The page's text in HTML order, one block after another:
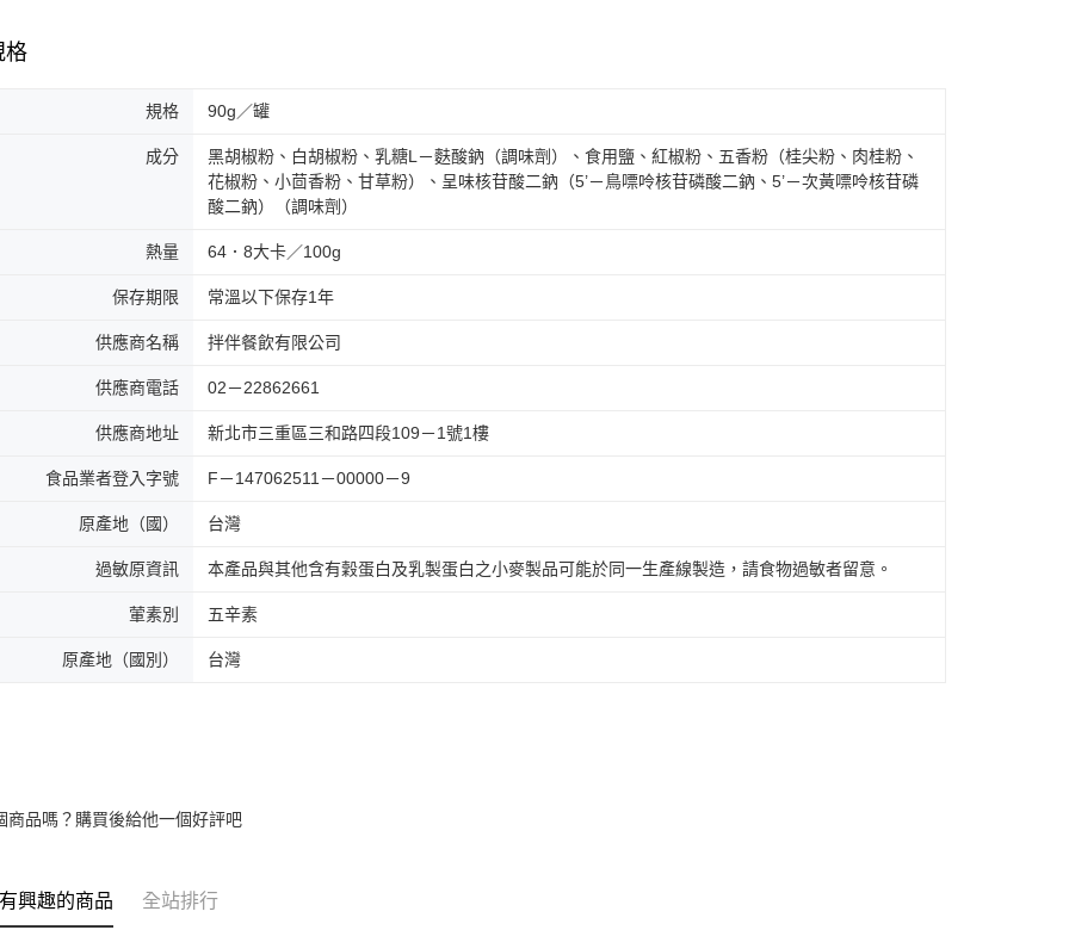
格
規格 90g／罐
成分
黑胡椒粉、白胡椒粉、乳糖L－麩酸鈉（調味劑）、食用鹽、紅椒粉、五香粉（桂尖粉、肉桂粉、
花椒粉、小茴香粉、甘草粉）、呈味核苷酸二鈉（5’－鳥嘌呤核苷磷酸二鈉、5’－次黃嘌呤核苷磷
酸二鈉）（調味劑）
熱量 64．8大卡／100g
保存期限 常溫以下保存1年
供應商名稱 拌伴餐飲有限公司
供應商電話 02－22862661
供應商地址 新北市三重區三和路四段109－1號1樓
食品業者登入字號 F－147062511－00000－9
原產地（國） 台灣
過敏原資訊 本產品與其他含有穀蛋白及乳製蛋白之小麥製品可能於同一生產線製造，請食物過敏者留意。
葷素別 五辛素
原產地（國別） 台灣
商品嗎？購買後給他一個好評吧
興趣的商品 全站排行